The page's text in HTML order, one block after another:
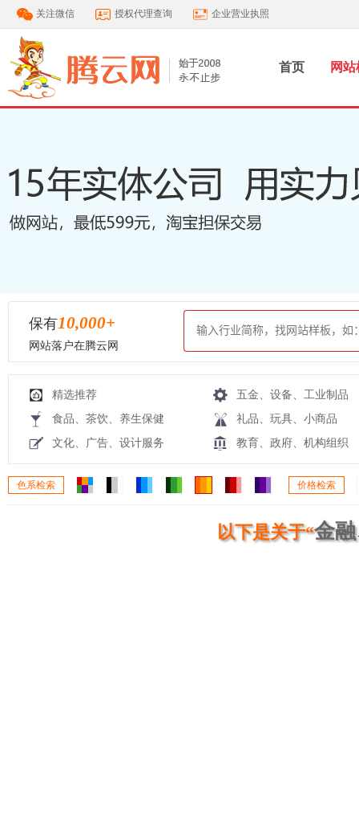
关注微信 授权代理查询 企业营业执照
首页 网
保有10,000+
网站落户在腾云网
精选推荐
五金、设备、工业制品
食品、茶饮、养生保健
礼品、玩具、小商品
文化、广告、设计服务
教育、政府、机构组织
色系检索 价格检索
以下是关于“金